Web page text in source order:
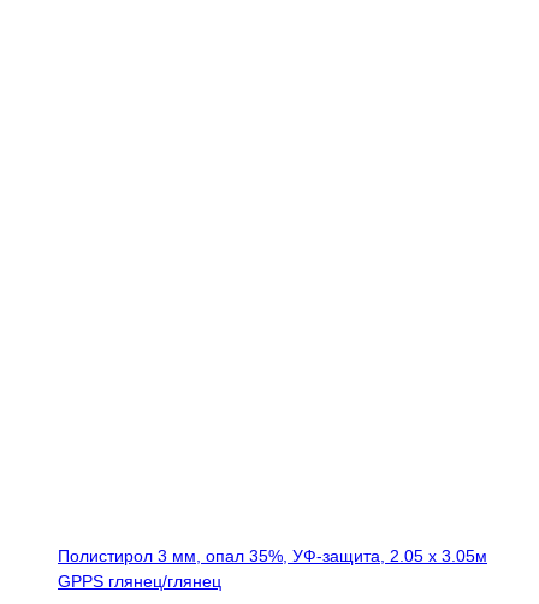
Полистирол 3 мм, опал 35%, УФ-защита, 2.05 х 3.05м
GPPS глянец/глянец